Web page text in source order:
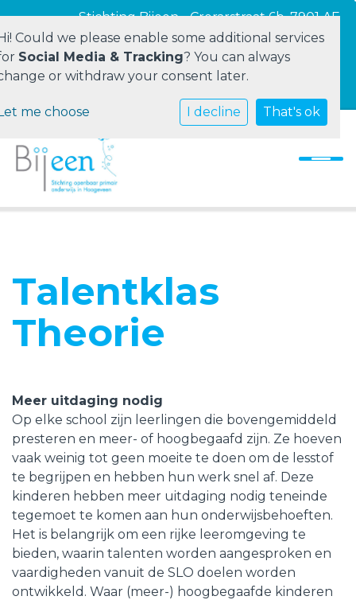
Stichting Bijeen - Crerarstraat 6b, 7901 AE
Hoogeveen
Home
Stichting Bijeen
Onze scholen
Contact
Talentklas
Theorie
Meer uitdaging nodig
Op elke school zijn leerlingen die bovengemiddeld
presteren en meer- of hoogbegaafd zijn. Ze hoeven
vaak weinig tot geen moeite te doen om de lesstof
te begrijpen en hebben hun werk snel af. Deze
kinderen hebben meer uitdaging nodig teneinde
tegemoet te komen aan hun onderwijsbehoeften.
Het is belangrijk om een rijke leeromgeving te
bieden, waarin talenten worden aangesproken en
vaardigheden vanuit de SLO doelen worden
ontwikkeld. Waar (meer-) hoogbegaafde kinderen
Could we please enable some additional services
Social Media & Tracking? You can always
or withdraw your consent later.
me choose I decline That's ok